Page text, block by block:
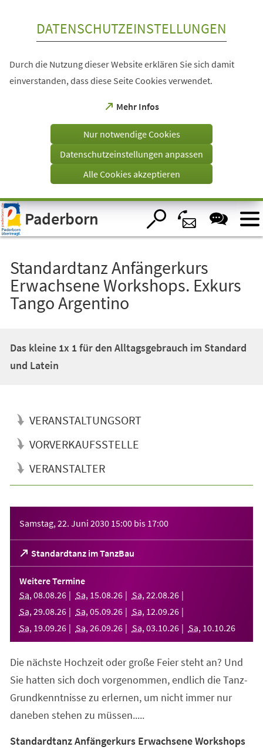
Visuelle
Assistenzsoftware
öffnen.
DATENSCHUTZEINSTELLUNGEN
Durch die Nutzung dieser Website erklären Sie sich damit
einverstanden, dass diese Seite Cookies verwendet.
Mehr Infos
(Öffnet
einem
Tab)
Nur notwendige Cookies
Datenschutzeinstellungen anpassen
Alle Cookies akzeptieren
Paderborn
Standardtanz Anfängerkurs
Erwachsene Workshops. Exkurs
Tango Argentino
Das kleine 1x 1 für den Alltagsgebrauch im Standard
und Latein
VERANSTALTUNGSORT
VORVERKAUFSSTELLE
VERANSTALTER
Samstag, 22. Juni 2030 15:00 bis 17:00
Standardtanz im TanzBau
(Öffnet
in
einem
neuen
Tab)
Weitere Termine
Sa, 08.08.26 Sa, 15.08.26 Sa, 22.08.26
Sa, 29.08.26 Sa, 05.09.26 Sa, 12.09.26
Sa, 19.09.26 Sa, 26.09.26 Sa, 03.10.26 Sa, 10.10.26
Die nächste Hochzeit oder große Feier steht an? Und
Sie hatten sich doch vorgenommen, endlich die Tanz-
Grundkenntnisse zu erlernen, um nicht immer nur
daneben stehen zu müssen.....
Standardtanz Anfängerkurs Erwachsene Workshops